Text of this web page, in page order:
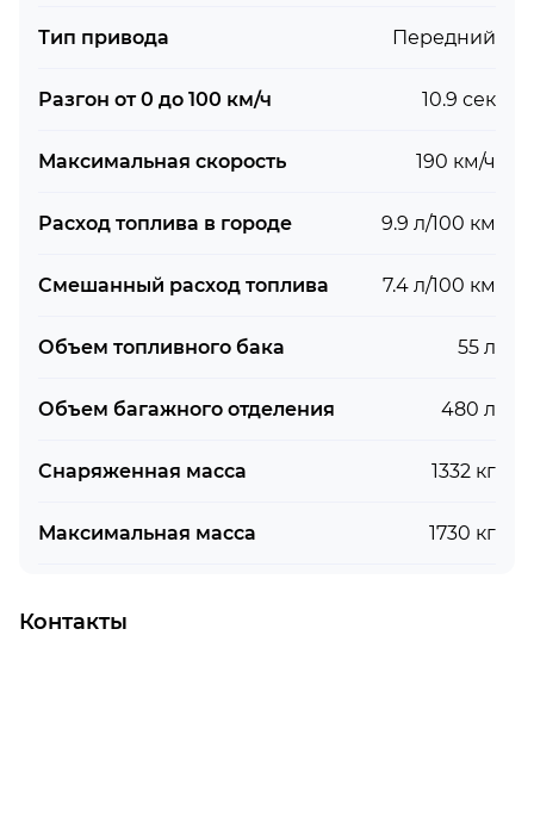
Тип привода Передний
Разгон от 0 до 100 км/ч 10.9 сек
Максимальная скорость 190 км/ч
Расход топлива в городе 9.9 л/100 км
Смешанный расход топлива 7.4 л/100 км
Объем топливного бака 55 л
Объем багажного отделения 480 л
Снаряженная масса 1332 кг
Максимальная масса 1730 кг
Контакты